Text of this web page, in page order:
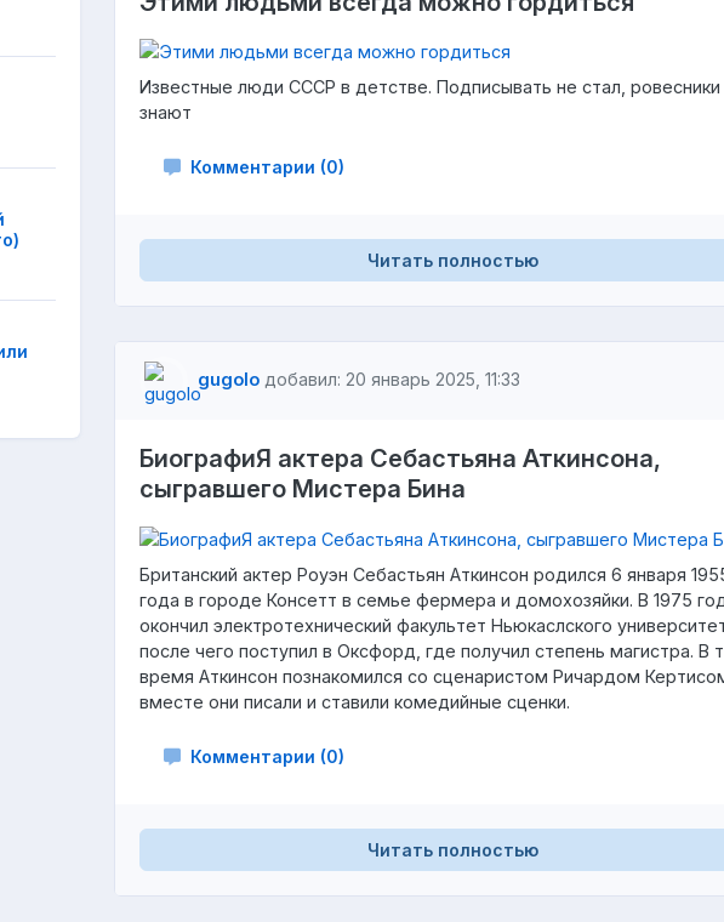
Известные люди СССР в детстве. Подписывать не стал, ровесники
знают
Комментарии (0)
Читать полностью
gugolo добавил: 20 январь 2025, 11:33
БиографиЯ актера Себастьяна Аткинсона,
сыгравшего Мистера Бина
Британский актер Роуэн Себастьян Аткинсон родился 6 января
года в городе Консетт в семье фермера и домохозяйки. В 1975
окончил электротехнический факультет Ньюкаслского
после чего поступил в Оксфорд, где получил степень магистра. В
время Аткинсон познакомился со сценаристом Ричардом
вместе они писали и ставили комедийные сценки.
Комментарии (0)
Читать полностью